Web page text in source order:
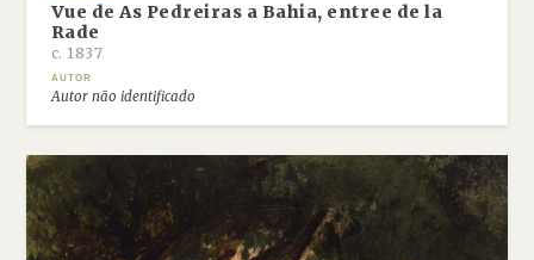
Vue de As Pedreiras a Bahia, entree de la
Rade
c. 1837
AUTOR
Autor não identificado